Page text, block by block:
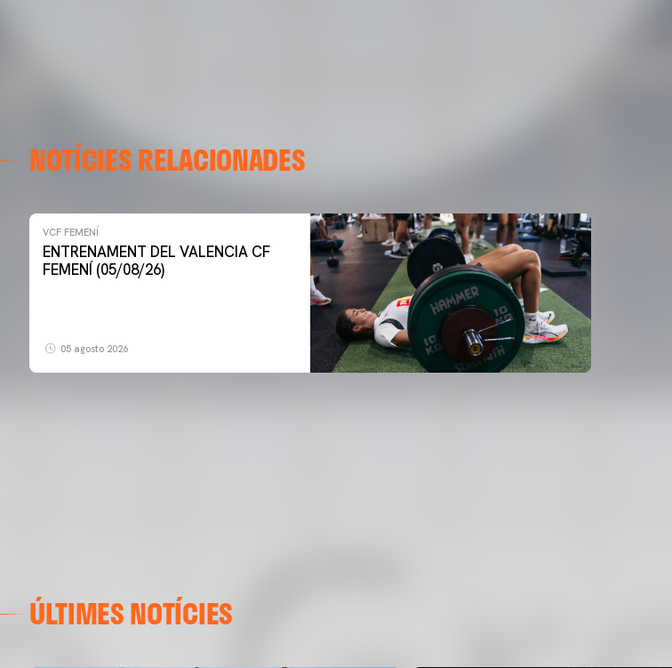
NOTÍCIES RELACIONADES
VCF FEMENÍ
ENTRENAMENT DEL VALENCIA CF
FEMENÍ (05/08/26)
05 agosto 2026
ÚLTIMES NOTÍCIES